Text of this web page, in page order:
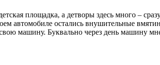
площадка, а детворы здесь много –
автомобиле остались внушительные
машину. Буквально через день машину